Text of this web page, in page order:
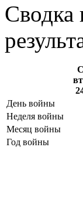
Сводка
День войны
Неделя войны
Месяц войны
Год войны